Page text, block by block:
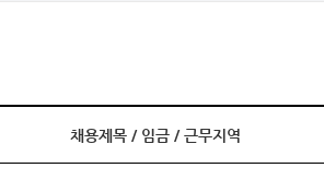
채용제목 / 임금 /근무지역